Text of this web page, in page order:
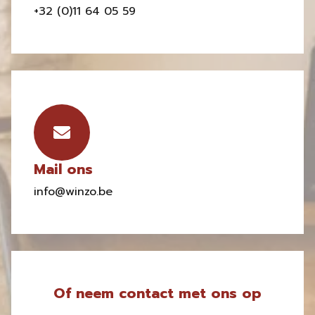
+32 (0)11 64 05 59
Mail ons
info@winzo.be
Of neem contact met ons op